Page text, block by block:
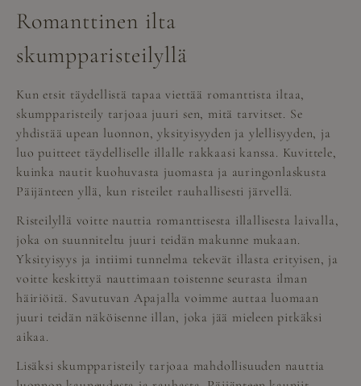
Romanttinen ilta
skumpparisteilyllä
Kun etsit täydellistä tapaa viettää romanttista iltaa,
skumpparisteily tarjoaa juuri sen, mitä tarvitset. Se
yhdistää upean luonnon, yksityisyyden ja ylellisyyden, ja
luo puitteet täydelliselle illalle rakkaasi kanssa. Kuvittele,
kuinka nautit kuohuvasta juomasta ja auringonlaskusta
Päijänteen yllä, kun risteilet rauhallisesti järvellä.
Risteilyllä voitte nauttia romanttisesta illallisesta laivalla,
joka on suunniteltu juuri teidän makunne mukaan.
Yksityisyys ja intiimi tunnelma tekevät illasta erityisen, ja
voitte keskittyä nauttimaan toistenne seurasta ilman
häiriöitä. Savutuvan Apajalla voimme auttaa luomaan
juuri teidän näköisenne illan, joka jää mieleen pitkäksi
aikaa.
Lisäksi skumpparisteily tarjoaa mahdollisuuden nauttia